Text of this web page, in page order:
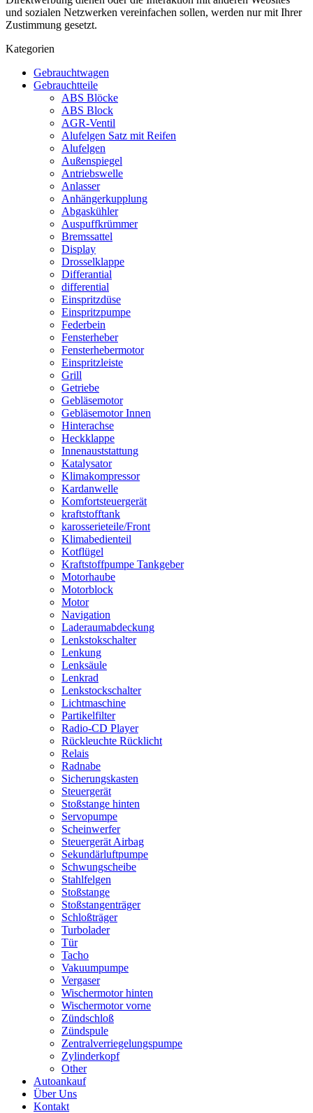
und sozialen Netzwerken vereinfachen sollen, werden nur mit Ihrer
Zustimmung gesetzt.
Kategorien
Gebrauchtwagen
Gebrauchtteile
ABS Blöcke
ABS Block
AGR-Ventil
Alufelgen Satz mit Reifen
Alufelgen
Außenspiegel
Antriebswelle
Anlasser
Anhängerkupplung
Abgaskühler
Auspuffkrümmer
Bremssattel
Display
Drosselklappe
Differantial
differential
Einspritzdüse
Einspritzpumpe
Federbein
Fensterheber
Fensterhebermotor
Einspritzleiste
Grill
Getriebe
Gebläsemotor
Gebläsemotor Innen
Hinterachse
Heckklappe
Innenauststattung
Katalysator
Klimakompressor
Kardanwelle
Komfortsteuergerät
kraftstofftank
karosserieteile/Front
Klimabedienteil
Kotflügel
Kraftstoffpumpe Tankgeber
Motorhaube
Motorblock
Motor
Navigation
Laderaumabdeckung
Lenkstokschalter
Lenkung
Lenksäule
Lenkrad
Lenkstockschalter
Lichtmaschine
Partikelfilter
Radio-CD Player
Rückleuchte Rücklicht
Relais
Radnabe
Sicherungskasten
Steuergerät
Stoßstange hinten
Servopumpe
Scheinwerfer
Steuergerät Airbag
Sekundärluftpumpe
Schwungscheibe
Stahlfelgen
Stoßstange
Stoßstangenträger
Schloßträger
Turbolader
Tür
Tacho
Vakuumpumpe
Vergaser
Wischermotor hinten
Wischermotor vorne
Zündschloß
Zündspule
Zentralverriegelungspumpe
Zylinderkopf
Other
Autoankauf
Über Uns
Kontakt